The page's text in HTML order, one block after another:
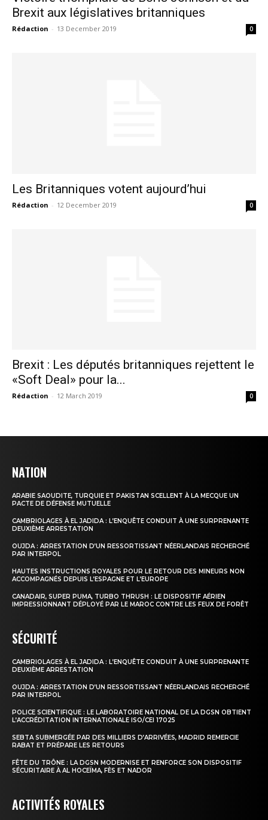
Insight Publications
À propos
Nous contacter
Mon compte
Brexit aux législatives britanniques
Rédaction - 13 December 2019 0
Les Britanniques votent aujourd’hui
Rédaction - 12 December 2019 0
Brexit : Les députés britanniques rejettent le
«Soft Deal» pour la...
Rédaction - 12 March 2019 0
NATION
ARABIE SAOUDITE, TURQUIE ET PAKISTAN SCELLENT À LA MECQUE UN
PACTE DE DÉFENSE MUTUELLE
CAMBRIOLAGES À EL JADIDA : L’ENQUÊTE CONDUIT À UNE SURPRENANTE
DEUXIÈME ARRESTATION
OUJDA : ARRESTATION D’UN RESSORTISSANT NÉERLANDAIS RECHERCHÉ
PAR INTERPOL
HAUTES INSTRUCTIONS ROYALES POUR LE RETOUR DES MINEURS NON
ACCOMPAGNÉS DEPUIS L’ESPAGNE ET L’EUROPE
CANADAIR, SUPER PUMA, TURBO THRUSH : LE DISPOSITIF AÉRIEN
IMPRESSIONNANT DÉPLOYÉ PAR LE MAROC CONTRE LES FEUX DE FORÊT
SÉCURITÉ
CAMBRIOLAGES À EL JADIDA : L’ENQUÊTE CONDUIT À UNE SURPRENANTE
DEUXIÈME ARRESTATION
OUJDA : ARRESTATION D’UN RESSORTISSANT NÉERLANDAIS RECHERCHÉ
PAR INTERPOL
POLICE SCIENTIFIQUE : LE LABORATOIRE NATIONAL DE LA DGSN OBTIENT
L’ACCRÉDITATION INTERNATIONALE ISO/CEI 17025
SEBTA SUBMERGÉE PAR DES MILLIERS D’ARRIVÉES, MADRID REMERCIE
RABAT ET PRÉPARE LES RETOURS
FÊTE DU TRÔNE : LA DGSN MODERNISE ET RENFORCE SON DISPOSITIF
SÉCURITAIRE À AL HOCEÏMA, FÈS ET NADOR
ACTIVITÉS ROYALES